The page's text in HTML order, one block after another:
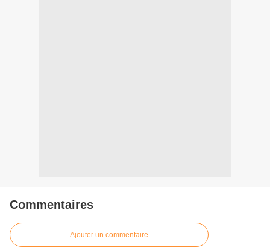
Commentaires
Ajouter un commentaire